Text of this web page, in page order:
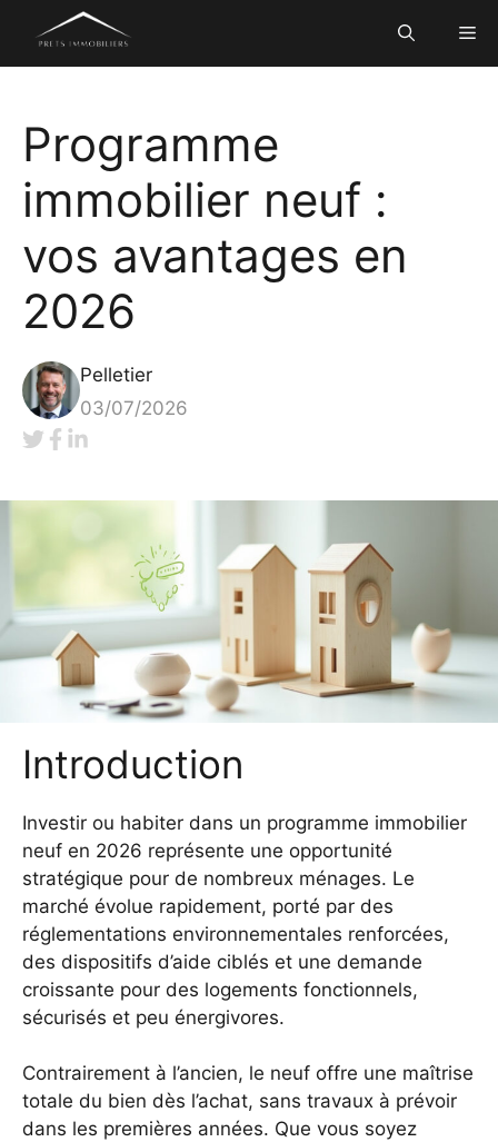
contenu
Programme
immobilier neuf :
vos avantages en
2026
Pelletier
03/07/2026
Introduction
Investir ou habiter dans un programme immobilier
neuf en 2026 représente une opportunité
stratégique pour de nombreux ménages. Le
marché évolue rapidement, porté par des
réglementations environnementales renforcées,
des dispositifs d’aide ciblés et une demande
croissante pour des logements fonctionnels,
sécurisés et peu énergivores.
Contrairement à l’ancien, le neuf offre une maîtrise
totale du bien dès l’achat, sans travaux à prévoir
dans les premières années. Que vous soyez